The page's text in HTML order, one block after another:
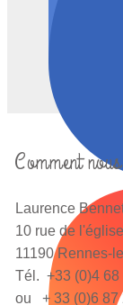
Comment
Laurence
10 rue de l'église
11190 Rennes-
Tél. +33 (0)4 68
ou + 33 (0)6 87